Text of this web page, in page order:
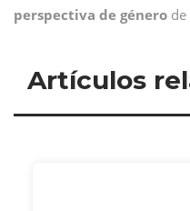
perspectiva de género
Artículos